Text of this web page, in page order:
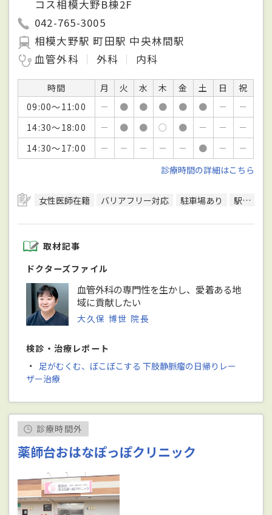
コス相模大野B棟2F
042-765-3005
相模大野駅 町田駅 中央林間駅
血管外科
外科 内科
時間 月 火 水 木 金 土 日
祝
09:00～11:00
－ ● ● ● ● ● －
－
14:30～18:00
－ ● ● ○ ● － －
－
14:30～17:00
－ － － － － ● －
－
診療時間の詳細はこちら
女性医師在籍 バリアフリー対応 駐車場あり 駅徒歩5分圏内
取材記事
ドクターズファイル
血管外科の専門性を生かし、愛着ある地
域に貢献したい
大久保 博世 院長
検診・治療レポート
・ 足がむくむ、ぼこぼこする 下肢静脈瘤の日帰りレー
ザー治療
診療時間外
薬師台おはなぽっぽクリニック